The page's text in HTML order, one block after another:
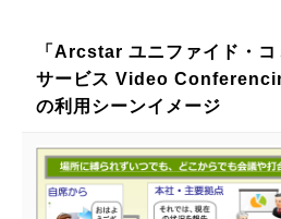
「Arcstar ユニファイド・コ
サービス Video
の利用シーンイメージ